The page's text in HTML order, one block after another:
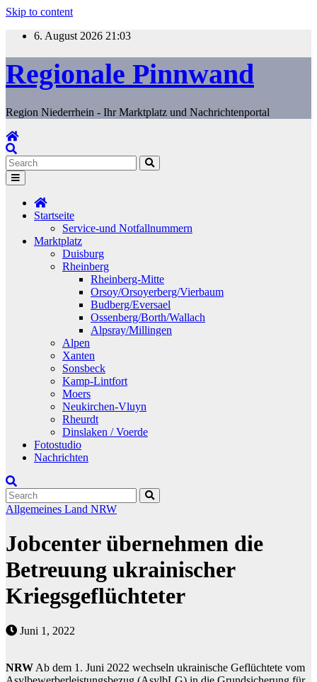
Skip to content
6. August 2026 21:03
Regionale Pinnwand
Region Niederrhein - Ihr Marktplatz und Nachrichtenportal
Startseite
Service-und Notfallnummern
Marktplatz
Duisburg
Rheinberg
Rheinberg-Mitte
Orsoy/Orsoyerberg/Vierbaum
Budberg/Eversael
Ossenberg/Borth/Wallach
Alpsray/Millingen
Alpen
Xanten
Sonsbeck
Kamp-Lintfort
Moers
Neukirchen-Vluyn
Rheurdt
Dinslaken / Voerde
Fotostudio
Nachrichten
Allgemeines Land NRW
Jobcenter übernehmen die
Betreuung ukrainischer
Kriegsgeflüchteter
Juni 1, 2022
NRW Ab dem 1. Juni 2022 wechseln ukrainische Geflüchtete vom